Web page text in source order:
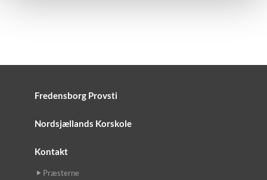
Fredensborg Provsti
Nordsjællands Korskole
Kontakt
Præsterne